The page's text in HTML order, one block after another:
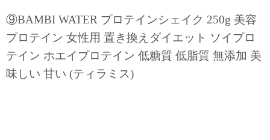
⑨BAMBI WATER プロテインシェイク 250g 美容
プロテイン 女性用 置き換えダイエット ソイプロ
テイン ホエイプロテイン 低糖質 低脂質 無添加 美
味しい 甘い (ティラミス)